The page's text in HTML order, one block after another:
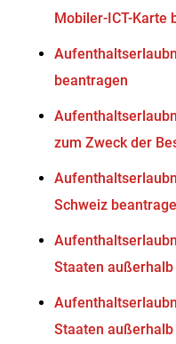
Mobiler-ICT-Karte
beantragen
zum Zweck der
Schweiz
Staaten außerhalb
Staaten außerhalb